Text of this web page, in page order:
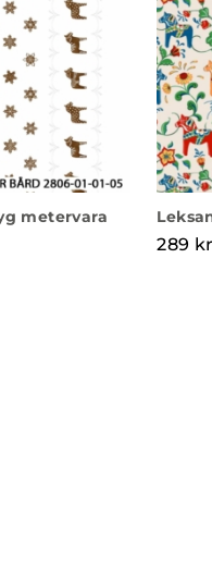
metervara
var: 249 kr. 289